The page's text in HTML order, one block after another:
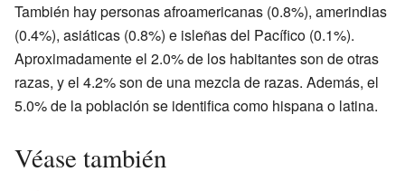
También hay personas afroamericanas (0.8%), amerindias
(0.4%), asiáticas (0.8%) e isleñas del Pacífico (0.1%).
Aproximadamente el 2.0% de los habitantes son de otras
razas, y el 4.2% son de una mezcla de razas. Además, el
5.0% de la población se identifica como hispana o latina.
Véase también